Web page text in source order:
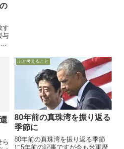
す
与
ら
ふと考えること
80年前の真珠湾を振り返る
季節に
80年前の真珠湾を振り返る季節
に5年前の記事ですが今も米軍歴